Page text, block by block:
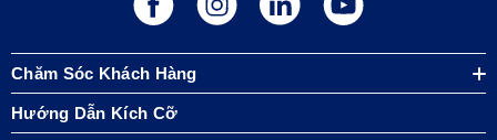
Chăm Sóc Khách Hàng
Hướng Dẫn Kích Cỡ